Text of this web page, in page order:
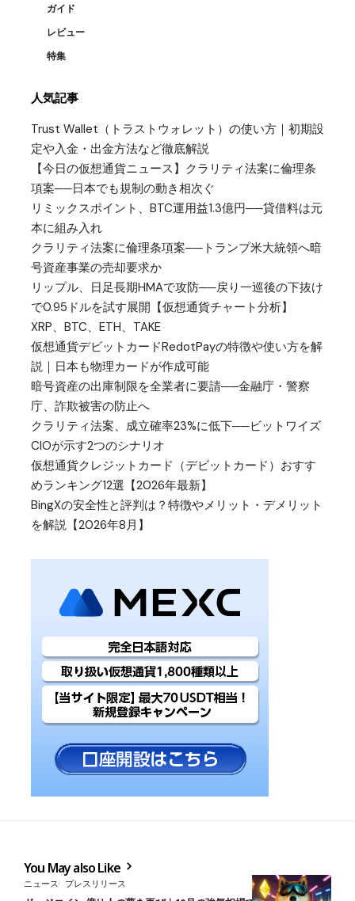
ガイド
レビュー
特集
人気記事
Trust Wallet（トラストウォレット）の使い方｜初期設
定や入金・出金方法など徹底解説
【今日の仮想通貨ニュース】クラリティ法案に倫理条
項案──日本でも規制の動き相次ぐ
リミックスポイント、BTC運用益1.3億円──貸借料は元
本に組み入れ
クラリティ法案に倫理条項案──トランプ米大統領へ暗
号資産事業の売却要求か
リップル、日足長期HMAで攻防──戻り一巡後の下抜け
で0.95ドルを試す展開【仮想通貨チャート分析】
XRP、BTC、ETH、TAKE
仮想通貨デビットカードRedotPayの特徴や使い方を解
説｜日本も物理カードが作成可能
暗号資産の出庫制限を全業者に要請──金融庁・警察
庁、詐欺被害の防止へ
クラリティ法案、成立確率23%に低下──ビットワイズ
CIOが示す2つのシナリオ
仮想通貨クレジットカード（デビットカード）おすす
めランキング12選【2026年最新】
BingXの安全性と評判は？特徴やメリット・デメリット
を解説【2026年8月】
You May also Like
ニュース プレスリリース